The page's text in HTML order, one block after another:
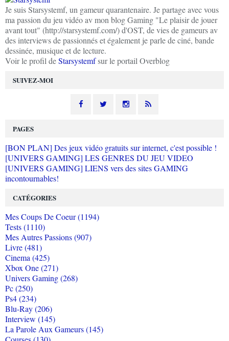
SUIVEZ-MOI
Je suis Starsystemf, un gameur quarantenaire. Je partage avec vous
ma passion du jeu vidéo av mon blog Gaming "Le plaisir de jouer
avant tout" (http://starsystemf.com/) d'OST, de vies de gameurs av
des interviews de passionnés et également je parle de ciné, bande
dessinée, musique et de lecture.
Voir le profil deStarsystemfsur le portail Overblog
PAGES
[BON PLAN] Des jeux vidéo gratuits sur internet, c'est possible !
[UNIVERS GAMING] LES GENRES DU JEU VIDEO
[UNIVERS GAMING] LIENS vers des sites GAMING
incontournables!
CATÉGORIES
Mes Coups De Coeur (1194)
Tests (1110)
Mes Autres Passions (907)
Livre (481)
Cinema (425)
Xbox One (271)
Univers Gaming (268)
Pc (250)
Ps4 (234)
Blu-Ray (206)
Interview (145)
La Parole Aux Gameurs (145)